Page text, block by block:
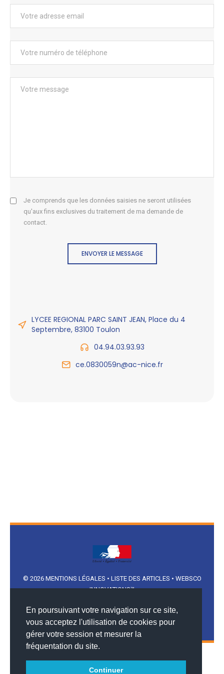
En poursuivant votre navigation sur ce site,
vous acceptez l'utilisation de cookies pour
gérer votre session et mesurer la
fréquentation du site.
Continuer
Je comprends que les données saisies ne seront utilisées
qu'aux fins exclusives du traitement de ma demande de
contact.
ENVOYER LE MESSAGE
LYCEE REGIONAL PARC SAINT JEAN, Place du 4
Septembre, 83100 Toulon
04.94.03.93.93
ce.0830059n@ac-nice.fr
© 2026 MENTIONS LÉGALES • LISTE DES ARTICLES • WEBSCO
INNOVATIONS™